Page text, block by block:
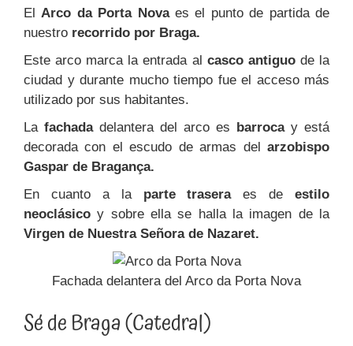
ElArco da Porta Novaes el punto de partida de
nuestro recorrido por Braga.
Este arco marca la entrada al casco antiguode la
ciudad y durante mucho tiempo fue el acceso más
utilizado por sus habitantes.
Lafachadadelantera del arco es barrocay está
decorada con el escudo de armas del arzobispo
Gaspar de Bragança.
En cuanto a la parte traseraes de estilo
neoclásico y sobre ella se halla la imagen de la
Virgen de Nuestra Señora de Nazaret.
Fachada delantera del Arco da Porta Nova
Sé de Braga (Catedral)